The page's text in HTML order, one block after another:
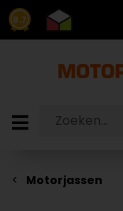
8.7
Motorjassen